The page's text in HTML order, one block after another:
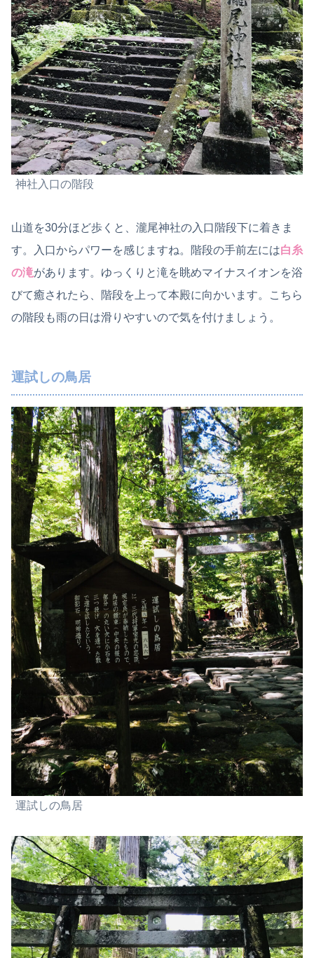
神社入口の階段
山道を30分ほど歩くと、瀧尾神社の入口階段下に着きま
す。入口からパワーを感じますね。階段の手前左には白糸
の滝があります。ゆっくりと滝を眺めマイナスイオンを浴
びて癒されたら、階段を上って本殿に向かいます。こちら
の階段も雨の日は滑りやすいので気を付けましょう。
運試しの鳥居
運試しの鳥居